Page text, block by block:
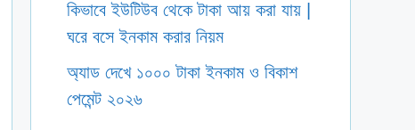
কিভাবে ইউটিউব থেকে টাকা আয় করা যায় |
ঘরে বসে ইনকাম করার নিয়ম
অ্যাড দেখে ১০০০ টাকা ইনকাম ও বিকাশ
পেমেন্ট ২০২৬